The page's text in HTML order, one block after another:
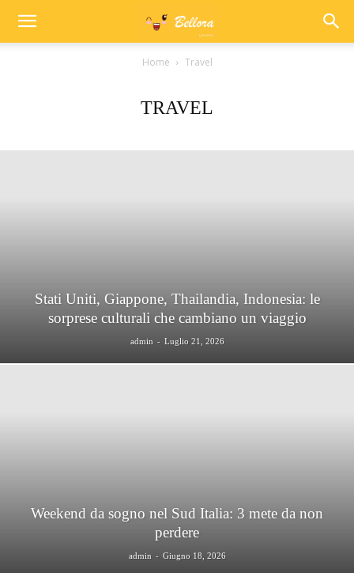
Home Travel
TRAVEL
Stati Uniti, Giappone, Thailandia, Indonesia: le
sorprese culturali che cambiano un viaggio
admin - Luglio 21, 2026
Weekend da sogno nel Sud Italia: 3 mete da non
perdere
admin - Giugno 18, 2026